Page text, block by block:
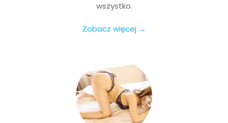
wszystko.
Zobacz więcej →